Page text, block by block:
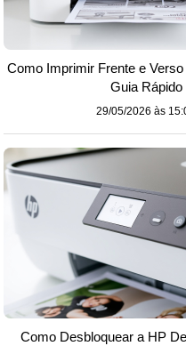
Como Imprimir Frente e
Guia Rápido
29/05/2026 às
Como Desbloquear a HP